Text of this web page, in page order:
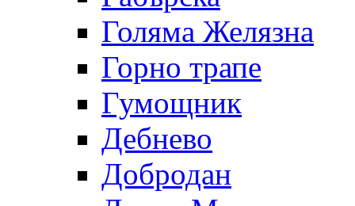
Голяма Желязна
Горно трапе
Гумощник
Дебнево
Добродан